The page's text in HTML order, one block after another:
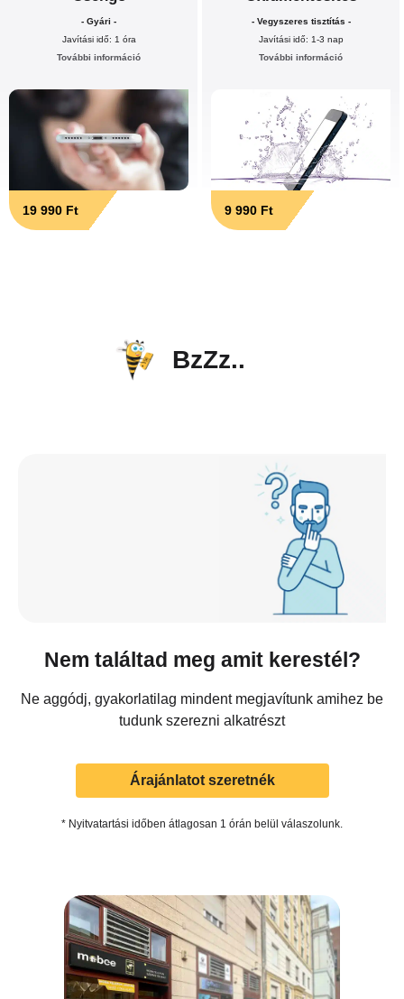
- Gyári -
Javítási idő: 1 óra
További információ
19 990 Ft
- Vegyszeres tisztítás -
Javítási idő: 1-3 nap
További információ
9 990 Ft
BzZz..
Nem találtad meg amit kerestél?
Ne aggódj, gyakorlatilag mindent megjavítunk amihez be
tudunk szerezni alkatrészt
Árajánlatot szeretnék
* Nyitvatartási időben átlagosan 1 órán belül válaszolunk.